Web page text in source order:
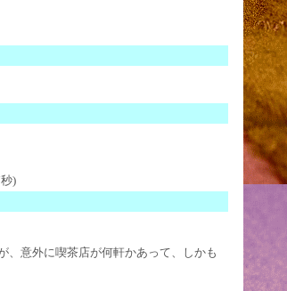
)
、意外に喫茶店が何軒かあって、しかも